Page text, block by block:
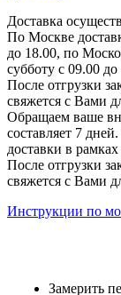
Доставка
По Москве
до 18.00, по
субботу с 09.00 до
После отгрузки
свяжется с Вами
Обращаем ваше
составляет 7
доставки в
После отгрузки
свяжется с Вами
Инструкции по
Замерить